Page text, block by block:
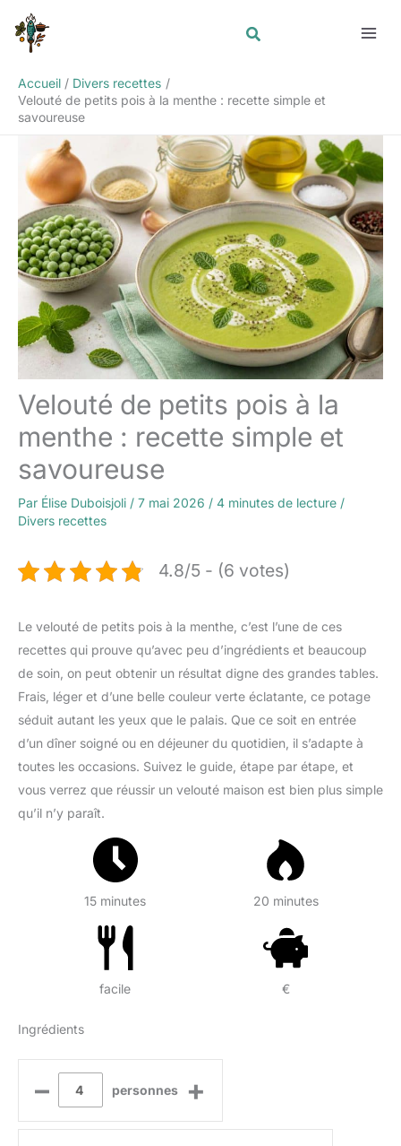
contenu
Accueil
Divers recettes
Velouté de petits pois à la menthe : recette simple et
savoureuse
Velouté de petits pois à la
menthe : recette simple et
savoureuse
Par Élise Duboisjoli / 7 mai 2026 / 4 minutes de lecture /
Divers recettes
4.8/5 - (6 votes)
Le velouté de petits pois à la menthe, c’est l’une de ces
recettes qui prouve qu’avec peu d’ingrédients et beaucoup
de soin, on peut obtenir un résultat digne des grandes tables.
Frais, léger et d’une belle couleur verte éclatante, ce potage
séduit autant les yeux que le palais. Que ce soit en entrée
d’un dîner soigné ou en déjeuner du quotidien, il s’adapte à
toutes les occasions. Suivez le guide, étape par étape, et
vous verrez que réussir un velouté maison est bien plus simple
qu’il n’y paraît.
15 minutes 20 minutes
facile €
Ingrédients
– personnes +
Rechercher